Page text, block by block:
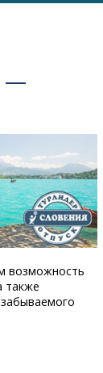
—
возможность
также